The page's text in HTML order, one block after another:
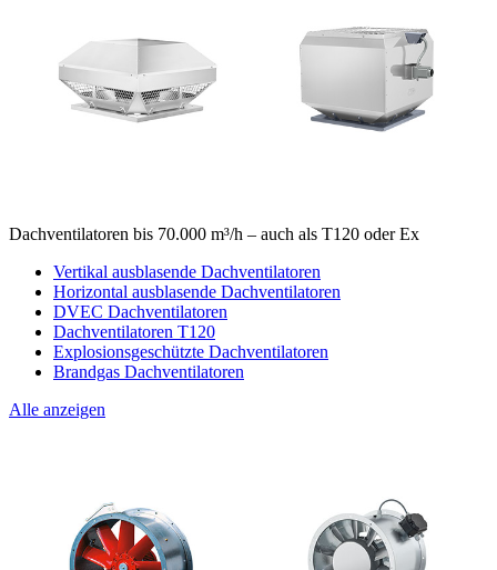
Dachventilatoren bis 70.000 m³/h – auch als T120 oder Ex
Vertikal ausblasende Dachventilatoren
Horizontal ausblasende Dachventilatoren
DVEC Dachventilatoren
Dachventilatoren T120
Explosionsgeschützte Dachventilatoren
Brandgas Dachventilatoren
Alle anzeigen